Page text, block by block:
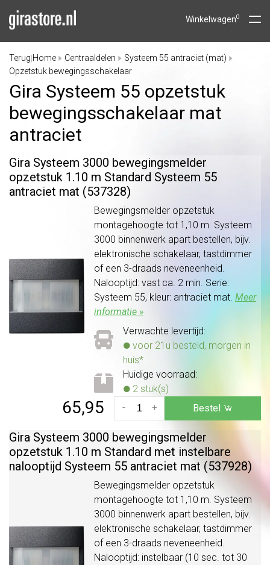
Winkelwagen0
Terug Home Centraaldelen
Systeem 55 antraciet (mat)
Opzetstuk bewegingsschakelaar
Gira Systeem 55 opzetstuk
bewegingsschakelaar mat
antraciet
Gira Systeem 3000 bewegingsmelder
opzetstuk 1.10 m Standard Systeem 55
antraciet mat (537328)
Bewegingsmelder opzetstuk
montagehoogte tot 1,10 m. Systeem
3000 binnenwerk apart bestellen, bijv.
elektronische schakelaar, tastdimmer
of een 3-draads neveneenheid.
Nalooptijd: vast ca. 2 min. Serie:
Systeem 55, kleur: antraciet mat. Meer
informatie »
Verwachte levertijd:
voor 21u besteld, morgen in
huis*
Huidige voorraad:
2 stuk(s)
65,95 +
- Bestel
Gira Systeem 3000 bewegingsmelder
opzetstuk 1.10 m Standard met instelbare
nalooptijd Systeem 55 antraciet mat (537928)
Bewegingsmelder opzetstuk
montagehoogte tot 1,10 m. Systeem
3000 binnenwerk apart bestellen, bijv.
elektronische schakelaar, tastdimmer
of een 3-draads neveneenheid.
Nalooptijd: instelbaar (10 sec. tot 30